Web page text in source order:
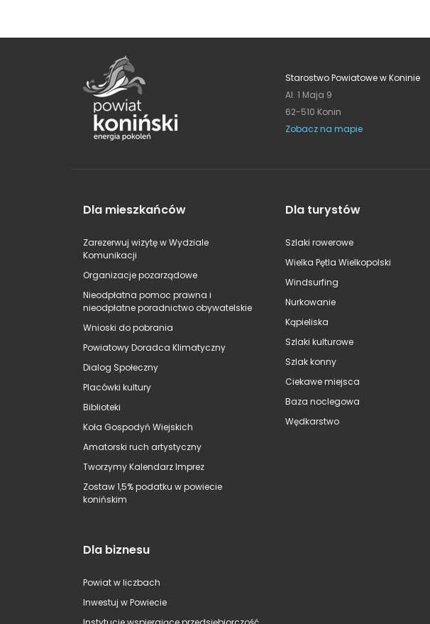
Starostwo Powiatowe w Koninie
Al. 1 Maja 9
62-510 Konin
Zobacz na mapie
Dla mieszkańców
Zarezerwuj wizytę w Wydziale
Komunikacji
Organizacje pozarządowe
Nieodpłatna pomoc prawna i
nieodpłatne poradnictwo obywatelskie
Wnioski do pobrania
Powiatowy Doradca Klimatyczny
Dialog Społeczny
Placówki kultury
Biblioteki
Koła Gospodyń Wiejskich
Amatorski ruch artystyczny
Tworzymy Kalendarz Imprez
Zostaw 1,5% podatku w powiecie
konińskim
Dla biznesu
Powiat w liczbach
Inwestuj w Powiecie
Dla turystów
Szlaki rowerowe
Wielka Pętla Wielkopolski
Windsurfing
Nurkowanie
Kąpieliska
Szlaki kulturowe
Szlak konny
Ciekawe miejsca
Baza noclegowa
Wędkarstwo